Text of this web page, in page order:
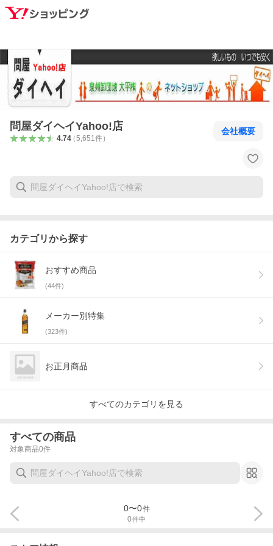
問屋ダイヘイYahoo!店
4.74（5,651件）
会社概要
カテゴリから探す
おすすめ商品
(44件)
メーカー別特集
(323件)
お正月商品
すべてのカテゴリを見る
すべての商品
対象商品0件
0件中
0〜0件